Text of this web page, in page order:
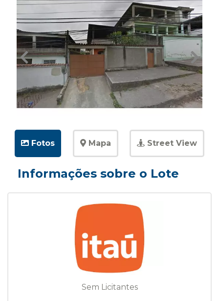
Fotos Mapa Street View
Informações sobre o Lote
Sem Licitantes